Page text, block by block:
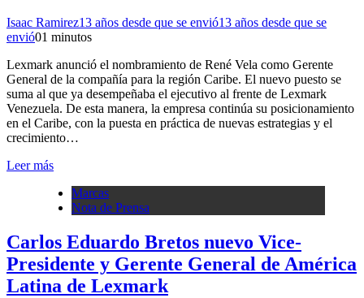
Isaac Ramirez13 años desde que se envió13 años desde que se
envió01 minutos
Lexmark anunció el nombramiento de René Vela como Gerente
General de la compañía para la región Caribe. El nuevo puesto se
suma al que ya desempeñaba el ejecutivo al frente de Lexmark
Venezuela. De esta manera, la empresa continúa su posicionamiento
en el Caribe, con la puesta en práctica de nuevas estrategias y el
crecimiento…
Leer más
Marcas
Nota de Prensa
Carlos Eduardo Bretos nuevo Vice-
Presidente y Gerente General de América
Latina de Lexmark